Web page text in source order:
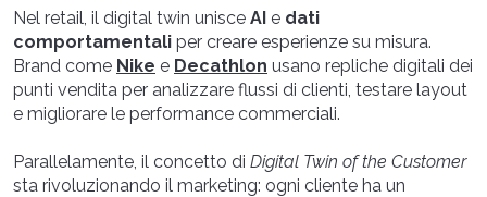
Nel retail, il digital twin unisce AI e dati
comportamentali per creare esperienze su misura.
Brand come Nike e Decathlon usano repliche digitali dei
punti vendita per analizzare flussi di clienti, testare layout
e migliorare le performance commerciali.
Parallelamente, il concetto di Digital Twin of the Customer
sta rivoluzionando il marketing: ogni cliente ha un